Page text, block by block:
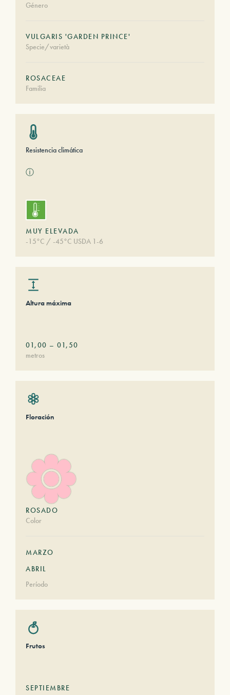
Género
VULGARIS 'GARDEN PRINCE'
Specie/varietà
ROSACEAE
Familia
Resistencia climática
ⓘ
MUY ELEVADA
-15°C / -45°C USDA 1-6
Altura máxima
01,00 – 01,50
metros
Floración
ROSADO
Color
MARZO
ABRIL
Período
Frutos
SEPTIEMBRE